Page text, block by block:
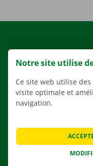
Notre site utilise
Ce site web utilise
visite optimale et
navigation.